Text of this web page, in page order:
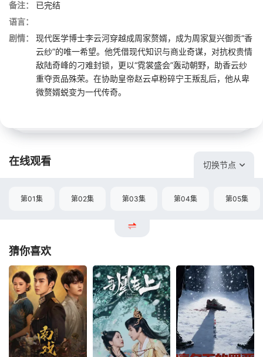
备注：
已完结
语言：
剧情：
现代医学博士李云河穿越成周家赘婿，成为周家复兴御贡“香
云纱”的唯一希望。他凭借现代知识与商业奇谋，对抗权贵情
敌陆奇峰的刁难封锁，更以“霓裳盛会”轰动朝野，助香云纱
重夺贡品殊荣。在协助皇帝赵云卓粉碎宁王叛乱后，他从卑
微赘婿蜕变为一代传奇。
在线观看 切换节点
第01集 第02集 第03集 第04集 第05集
猜你喜欢